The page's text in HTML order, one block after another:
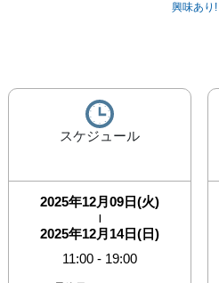
興味あり!
スケジュール
2025年12月09日(火)
|
2025年12月14日(日)
11:00 - 19:00